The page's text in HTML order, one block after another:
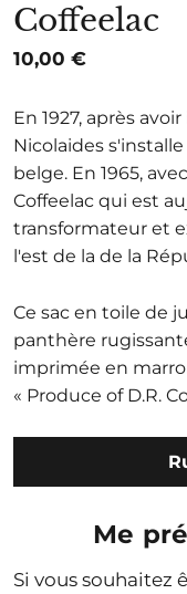
Coffeelac
10,00 €
En 1927, après
Nicolaides
belge. En 1965,
Coffeelac qui est
transformateur et
l'est de la de la
Ce sac en toile de
panthère
imprimée en
« Produce of D.R.
Me
Si vous souhaitez